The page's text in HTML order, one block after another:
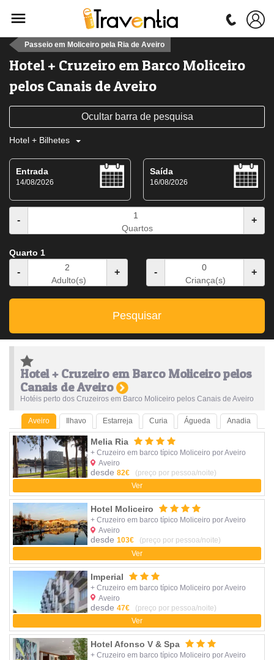
Passeio em Moliceiro pela Ria de Aveiro
Hotel + Cruzeiro em Barco Moliceiro
pelos Canais de Aveiro
Ocultar barra de pesquisa
Hotel + Bilhetes
Entrada
14/08/2026
Saída
16/08/2026
-
Quartos
+
Quarto 1
-
Adulto(s)
+ -
Criança(s)
+
Pesquisar
Hotel + Cruzeiro em Barco Moliceiro pelos
Canais de Aveiro
Hotéis perto dos Cruzeiros em Barco Moliceiro pelos Canais de Aveiro
Aveiro Ilhavo Estarreja Curia Águeda Anadia
Melia Ria
+ Cruzeiro em barco típico Moliceiro por Aveiro
Aveiro
desde 82€
(preço por pessoa/noite)
Ver
Hotel Moliceiro
+ Cruzeiro em barco típico Moliceiro por Aveiro
Aveiro
desde 103€
(preço por pessoa/noite)
Ver
Imperial
+ Cruzeiro em barco típico Moliceiro por Aveiro
Aveiro
desde 47€
(preço por pessoa/noite)
Ver
Hotel Afonso V & Spa
+ Cruzeiro em barco típico Moliceiro por Aveiro